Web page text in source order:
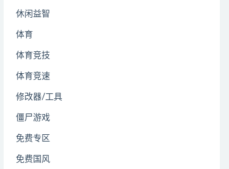
休闲益智
体育
体育竞技
体育竞速
修改器/工具
僵尸游戏
免费专区
免费国风